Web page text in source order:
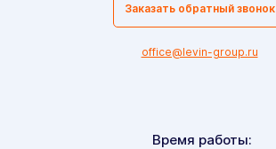
Время работы:
Заказать обратный звонок
office@levin-group.ru